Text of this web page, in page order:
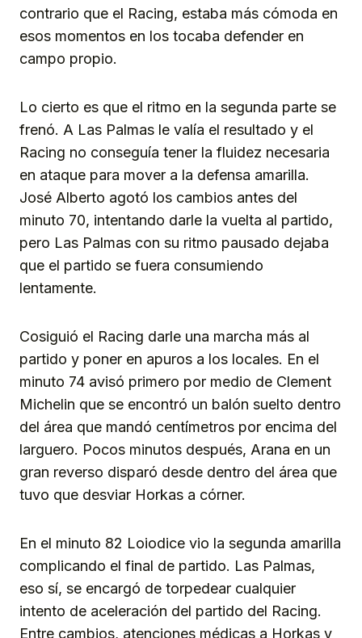
contrario que el Racing, estaba más cómoda en
esos momentos en los tocaba defender en
campo propio.
Lo cierto es que el ritmo en la segunda parte se
frenó. A Las Palmas le valía el resultado y el
Racing no conseguía tener la fluidez necesaria
en ataque para mover a la defensa amarilla.
José Alberto agotó los cambios antes del
minuto 70, intentando darle la vuelta al partido,
pero Las Palmas con su ritmo pausado dejaba
que el partido se fuera consumiendo
lentamente.
Cosiguió el Racing darle una marcha más al
partido y poner en apuros a los locales. En el
minuto 74 avisó primero por medio de Clement
Michelin que se encontró un balón suelto dentro
del área que mandó centímetros por encima del
larguero. Pocos minutos después, Arana en un
gran reverso disparó desde dentro del área que
tuvo que desviar Horkas a córner.
En el minuto 82 Loiodice vio la segunda amarilla
complicando el final de partido. Las Palmas,
eso sí, se encargó de torpedear cualquier
intento de aceleración del partido del Racing.
Entre cambios, atenciones médicas a Horkas y